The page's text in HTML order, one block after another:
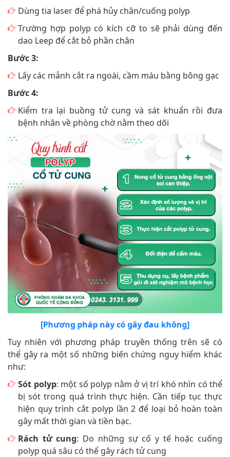
Dùng tia laser để phá hủy chân/cuống polyp
Trường hợp polyp có kích cỡ to sẽ phải dùng đến
dao Leep để cắt bỏ phần chân
Bước 3:
Lấy các mảnh cắt ra ngoài, cầm máu bằng bông gạc
Bước 4:
Kiểm tra lại buồng tử cung và sát khuẩn rồi đưa
bệnh nhân về phòng chờ nằm theo dõi
[Phương pháp này có gây đau không]
Tuy nhiên với phương pháp truyền thống trên sẽ có
thể gây ra một số những biến chứng nguy hiểm khác
như:
Sót polyp: một số polyp nằm ở vị trí khó nhìn có thể
bị sót trong quá trình thực hiện. Cần tiếp tục thực
hiện quy trình cắt polyp lần 2 để loại bỏ hoàn toàn
gây mất thời gian và tiền bạc.
Rách tử cung: Do những sự cố y tế hoặc cuống
polyp quá sâu có thể gây rách tử cung